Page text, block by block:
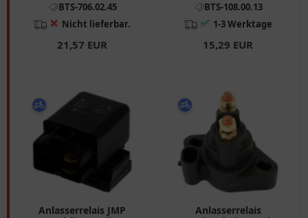
Triumph Street Triple,
Tiger, Daytona
BTS-706.02.45
❌ Nicht lieferbar.
21,57 EUR
BTS-108.00.13
✅ 1-3 Werktage
15,29 EUR
Anlasserrelais JMP
Anlasserrelais